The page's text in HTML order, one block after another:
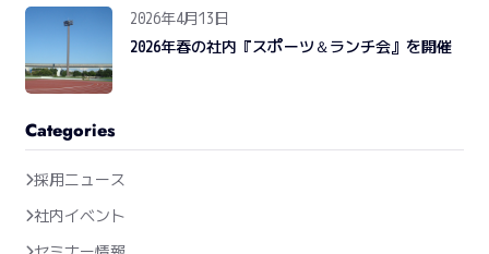
2026年4月13日
2026年春の社内『スポーツ＆ランチ会』を開催
Categories
採用ニュース
社内イベント